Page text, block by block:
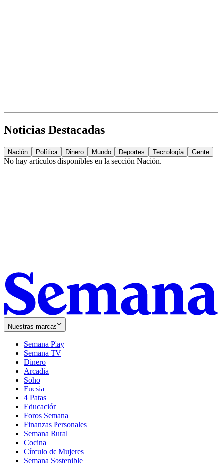
Noticias Destacadas
Nación Política Dinero Mundo Deportes Tecnología Gente
No hay artículos disponibles en la sección Nación.
Nuestras marcas
Semana Play
Semana TV
Dinero
Arcadia
Soho
in
new
window
Fucsia
in
new
window
4 Patas
Educación
Foros Semana
Finanzas Personales
Semana Rural
Cocina
Círculo de Mujeres
Semana Sostenible